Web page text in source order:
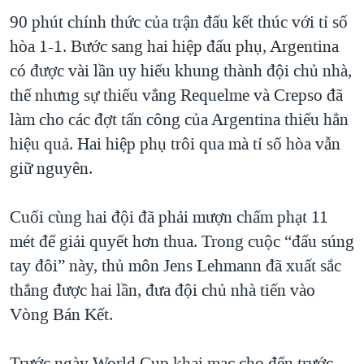
90 phút chính thức của trận đấu kết thúc với tỉ số
hòa 1-1. Bước sang hai hiệp đấu phụ, Argentina
có được vài lần uy hiếu khung thành đội chủ nhà,
thế nhưng sự thiếu vắng Requelme và Crepso đã
làm cho các đợt tấn công của Argentina thiếu hẳn
hiệu quả. Hai hiệp phụ trôi qua mà tỉ số hòa vẫn
giữ nguyên.
Cuối cùng hai đội đã phải mượn chấm phạt 11
mét để giải quyết hơn thua. Trong cuộc “đấu súng
tay đôi” này, thủ môn Jens Lehmann đã xuất sắc
thắng được hai lần, đưa đội chủ nhà tiến vào
Vòng Bán Kết.